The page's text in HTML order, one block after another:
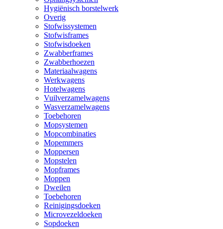
Hygiënisch borstelwerk
Overig
Stofwissystemen
Stofwisframes
Stofwisdoeken
Zwabberframes
Zwabberhoezen
Materiaalwagens
Werkwagens
Hotelwagens
Vuilverzamelwagens
Wasverzamelwagens
Toebehoren
Mopsystemen
Mopcombinaties
Mopemmers
Moppersen
Mopstelen
Mopframes
Moppen
Dweilen
Toebehoren
Reinigingsdoeken
Microvezeldoeken
Sopdoeken